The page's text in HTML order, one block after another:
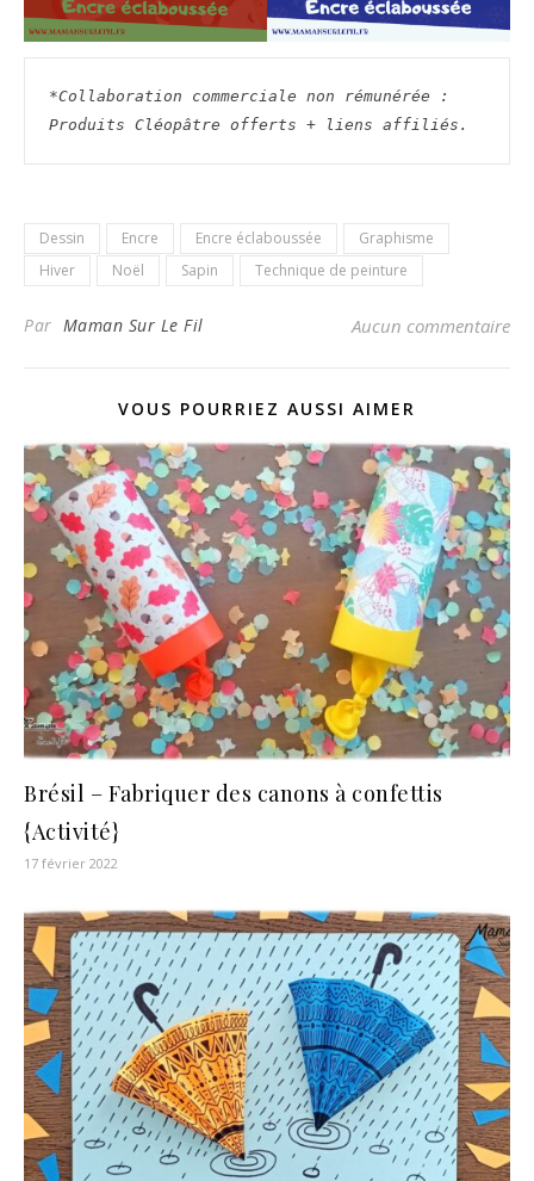
*Collaboration commerciale non rémunérée :
Produits Cléopâtre offerts + liens affiliés.
Dessin Encre Encre éclaboussée
Graphisme
Hiver
Noël Sapin Technique de peinture
Par Maman Sur Le Fil Aucun commentaire
VOUS POURRIEZ AUSSI AIMER
Brésil – Fabriquer des canons à confettis
{Activité}
17 février 2022